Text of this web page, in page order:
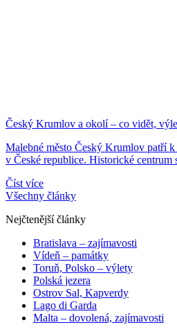
Český Krumlov a okolí – co vidět,
Malebné město Český Krumlov patří
v České republice. Historické centrum
Číst více
Všechny články
Nejčtenější články
Bratislava – zajímavosti
Vídeň – památky
Toruň, Polsko – výlety
Polská jezera
Ostrov Sal, Kapverdy
Lago di Garda
Malta – dovolená, zajímavosti